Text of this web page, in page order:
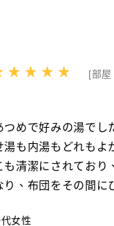
[部
めで好みの湯でし
湯も内湯もどれもよ
清潔にされており
り、布団をその間
女性